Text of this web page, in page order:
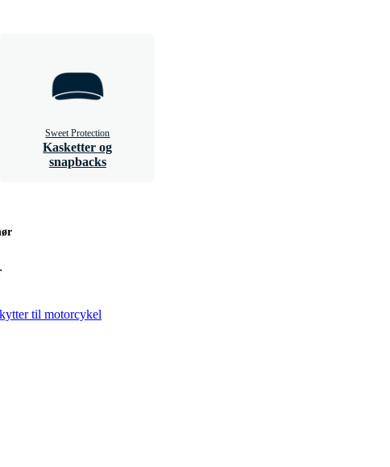
Sweet Protection
Kasketter og
snapbacks
til motorcykel